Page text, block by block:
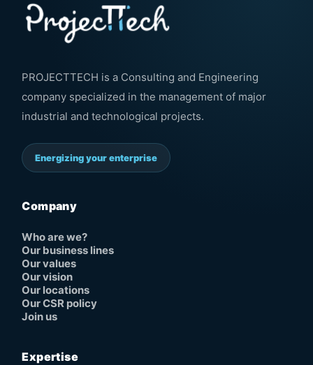
PROJECTTECH is a Consulting and Engineering
company specialized in the management of major
industrial and technological projects.
Energizing your enterprise
Company
Who are we?
Our business lines
Our values
Our vision
Our locations
Our CSR policy
Join us
Expertise